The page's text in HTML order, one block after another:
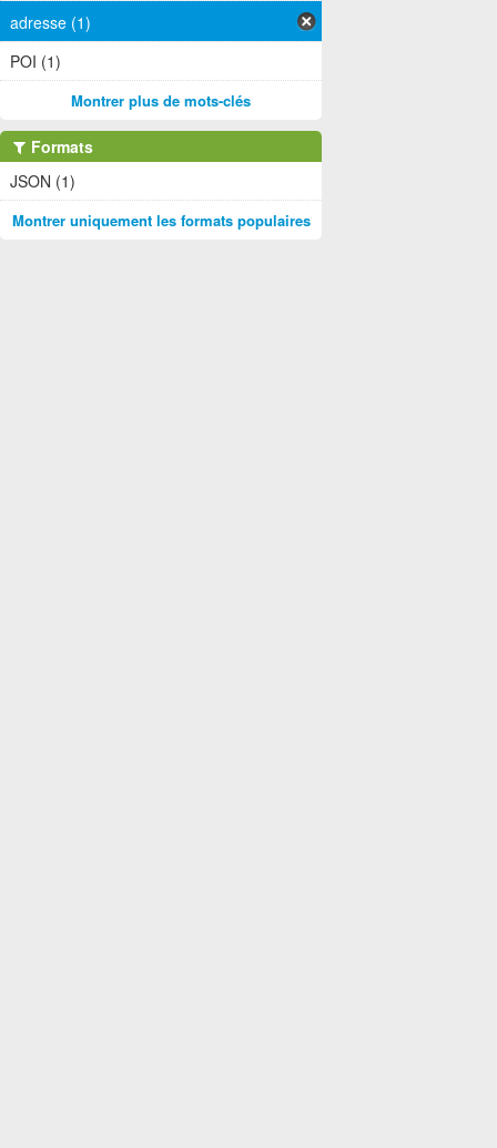
adresse (1)
POI (1)
Montrer plus de mots-clés
Formats
JSON (1)
Montrer uniquement les formats populaires